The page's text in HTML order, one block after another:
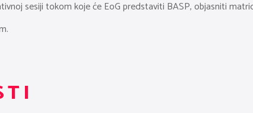
sesiji tokom koje će EoG predstaviti BASP, objasniti